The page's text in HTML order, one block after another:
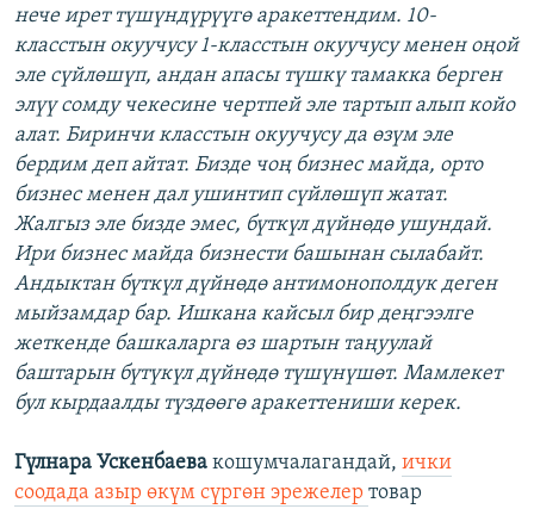
нече ирет түшүндүрүүгө аракеттендим. 10-
класстын окуучусу 1-класстын окуучусу менен оңой
эле сүйлөшүп, андан апасы түшкү тамакка берген
элүү сомду чекесине чертпей эле тартып алып койо
алат. Биринчи класстын окуучусу да өзүм эле
бердим деп айтат. Бизде чоң бизнес майда, орто
бизнес менен дал ушинтип сүйлөшүп жатат.
Жалгыз эле бизде эмес, бүткүл дүйнөдө ушундай.
Ири бизнес майда бизнести башынан сылабайт.
Андыктан бүткүл дүйнөдө антимонополдук деген
мыйзамдар бар. Ишкана кайсыл бир деңгээлге
жеткенде башкаларга өз шартын таңуулай
баштарын бүтүкүл дүйнөдө түшүнүшөт. Мамлекет
бул кырдаалды түздөөгө аракеттениши керек.
Гүлнара Ускенбаева кошумчалагандай, ички
соодада азыр өкүм сүргөн эрежелер товар